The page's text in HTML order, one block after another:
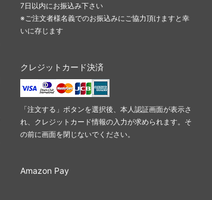
7日以内にお振込み下さい
※ご注文者様名義でのお振込みにご協力頂けますと幸
いに存じます
クレジットカード決済
「注文する」ボタンを選択後、本人認証画面が表示さ
れ、クレジットカード情報の入力が求められます。そ
の前に画面を閉じないでください。
Amazon Pay